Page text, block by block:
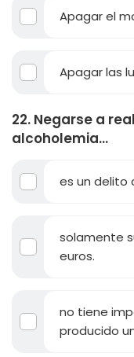
Apagar el
Apagar las
22. Negarse a
alcoholemia...
es un delito
solamente
euros.
no tiene
producido